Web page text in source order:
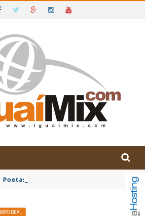
DA BAHIA
Poetas baianos representam o Brasil no
REAL